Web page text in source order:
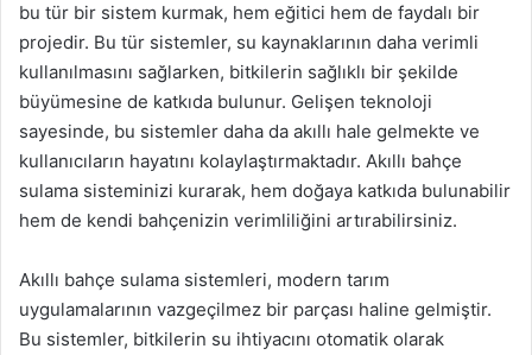
bu tür bir sistem kurmak, hem eğitici hem de faydalı bir
projedir. Bu tür sistemler, su kaynaklarının daha verimli
kullanılmasını sağlarken, bitkilerin sağlıklı bir şekilde
büyümesine de katkıda bulunur. Gelişen teknoloji
sayesinde, bu sistemler daha da akıllı hale gelmekte ve
kullanıcıların hayatını kolaylaştırmaktadır. Akıllı bahçe
sulama sisteminizi kurarak, hem doğaya katkıda bulunabilir
hem de kendi bahçenizin verimliliğini artırabilirsiniz.
Akıllı bahçe sulama sistemleri, modern tarım
uygulamalarının vazgeçilmez bir parçası haline gelmiştir.
Bu sistemler, bitkilerin su ihtiyacını otomatik olarak